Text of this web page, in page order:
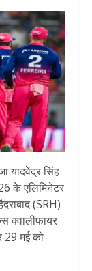
यादवेंद्र सिंह
के एलिमिनेटर
(SRH)
क्वालीफायर
29 मई को